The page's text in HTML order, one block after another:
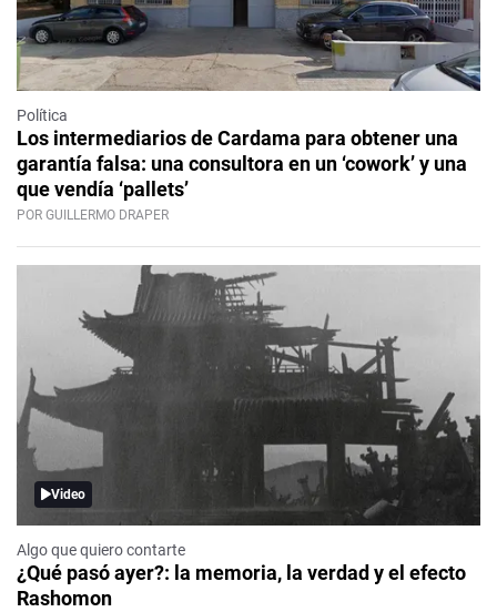
Política
Los intermediarios de Cardama para obtener una
garantía falsa: una consultora en un ‘cowork’ y una
que vendía ‘pallets’
POR GUILLERMO DRAPER
Video
Algo que quiero contarte
¿Qué pasó ayer?: la memoria, la verdad y el efecto
Rashomon